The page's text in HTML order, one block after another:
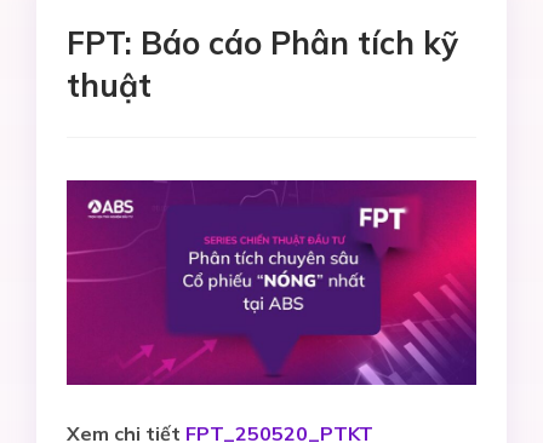
FPT: Báo cáo Phân tích kỹ
thuật
Xem chi tiết FPT_250520_PTKT